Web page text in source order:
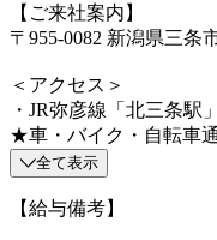
【ご来社案内】
〒955-0082 新潟県三条
＜アクセス＞
・JR弥彦線「北三条駅
★車・バイク・自転車
全て表示
【給与備考】